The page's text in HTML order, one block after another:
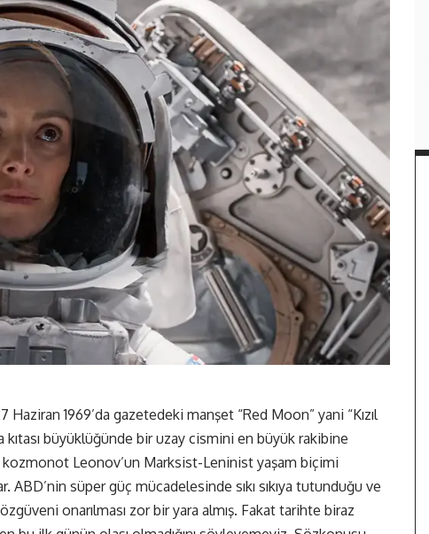
1969’da gazetedeki manşet “Red Moon” yani “Kızıl
büyüklüğünde bir uzay cismini en büyük rakibine
kozmonot Leonov’un Marksist-Leninist yaşam biçimi
süper güç mücadelesinde sıkı sıkıya tutunduğu ve
onarılması zor bir yara almış. Fakat tarihte biraz